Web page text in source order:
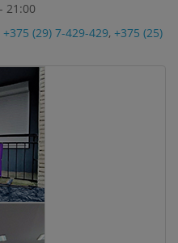
21:00
+375 (29) 7-429-429, +375 (25)